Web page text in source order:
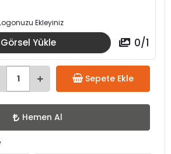
Ekleyiniz
Görsel Yükle 0/1
Sepete Ekle
Hemen Al